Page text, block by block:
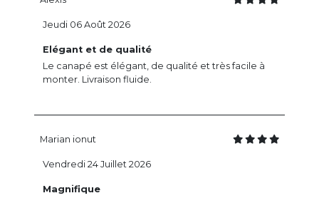
Elégant et de qualité
Le canapé est élégant, de qualité et très facile à
monter. Livraison fluide.
Jeudi 06 Août 2026
Marian ionut
Magnifique
Vendredi 24 Juillet 2026